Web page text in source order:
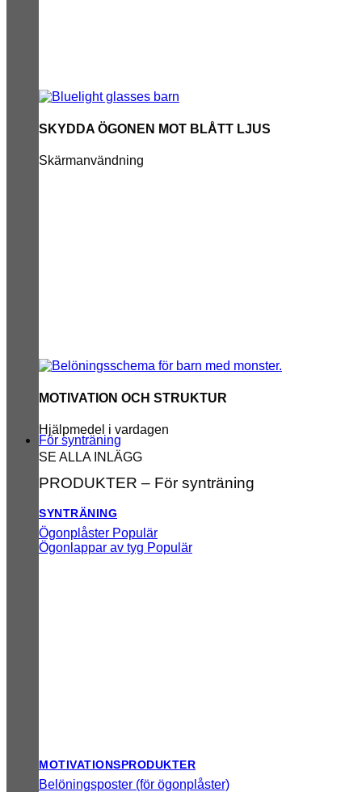
SKYDDA ÖGONEN MOT BLÅTT LJUS
Skärmanvändning
MOTIVATION OCH STRUKTUR
Hjälpmedel i vardagen
SE ALLA INLÄGG
För synträning
PRODUKTER – För synträning
SYNTRÄNING
Ögonplåster
Ögonlappar av tyg
MOTIVATIONSPRODUKTER
Belöningsposter (för ögonplåster)